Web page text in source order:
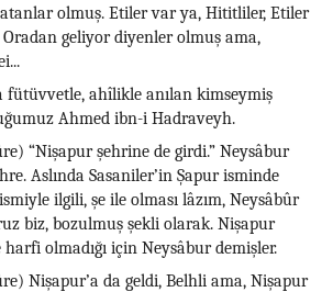
olmuş. Etiler var ya, Hititliler, Etiler
geliyor diyenler olmuş ama,
fütüvvetle, ahîlikle anılan kimseymiş
Ahmed ibn-i Hadraveyh.
“Nişapur şehrine de girdi.” Neysâbur
Aslında Sasaniler’in Şapur isminde
ilgili, şe ile olması lâzım, Neysâbûr
biz, bozulmuş şekli olarak. Nişapur
harfi olmadığı için Neysâbur demişler.
Nişapur’a da geldi, Belhli ama, Nişapur